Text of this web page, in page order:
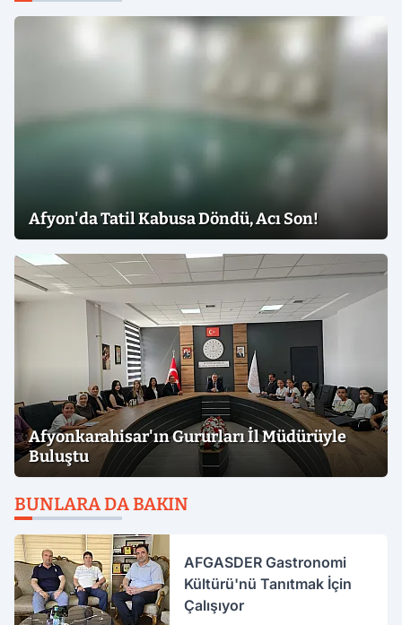
Afyon'da Tatil Kabusa Döndü, Acı Son!
Afyonkarahisar'ın Gururları İl Müdürüyle
Buluştu
BUNLARA DA BAKIN
AFGASDER Gastronomi
Kültürü'nü Tanıtmak İçin
Çalışıyor